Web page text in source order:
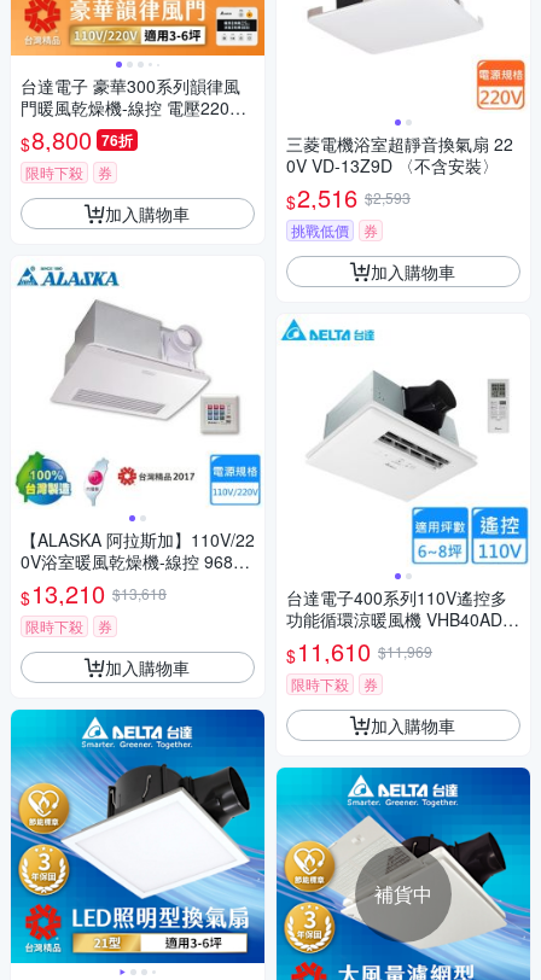
台達電子 豪華300系列韻律風
門暖風乾燥機-線控 電壓220V
(VHB30BCMT-AD)
$8,800 76折
限時下殺 券
加入購物車
【ALASKA 阿拉斯加】110V/22
0V浴室暖風乾燥機-線控 968SK
P〈不含安裝〉
$13,210 $13,618
限時下殺
券
加入購物車
三菱電機浴室超靜音換氣扇 22
0V VD-13Z9D 〈不含安裝〉
$2,516 $2,593
挑戰低價
券
加入購物車
台達電子400系列110V遙控多
功能循環涼暖風機 VHB40ADM
RT-A〈不含安裝〉
$11,610 $11,969
限時下殺
券
加入購物車
補貨中